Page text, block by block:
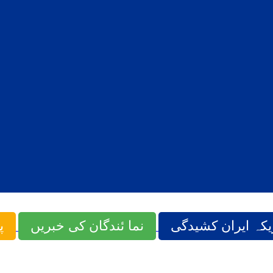
ایران کشیدگی نما ئندگان کی خبریں